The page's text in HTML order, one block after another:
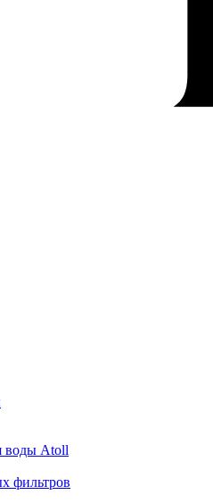
воды Atoll
фильтров